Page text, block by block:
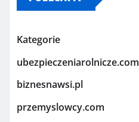
Kategorie
ubezpieczeniarolnicze.com
biznesnawsi.pl
przemyslowcy.com